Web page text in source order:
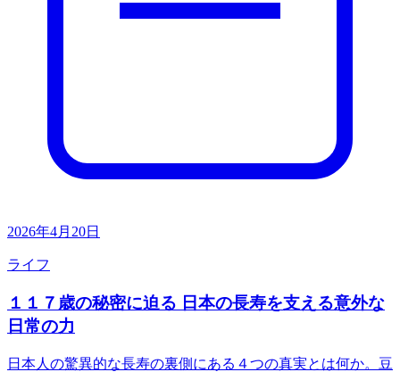
2026年4月20日
ライフ
１１７歳の秘密に迫る 日本の長寿を支える意外な
日常の力
日本人の驚異的な長寿の裏側にある４つの真実とは何か。豆